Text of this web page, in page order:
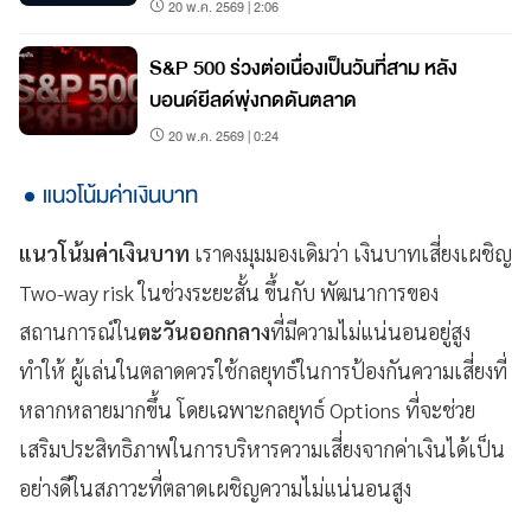
20 พ.ค. 2569 | 2:06
S&P 500 ร่วงต่อเนื่องเป็นวันที่สาม หลัง
บอนด์ยีลด์พุ่งกดดันตลาด
20 พ.ค. 2569 | 0:24
แนวโน้มค่าเงินบาท
แนวโน้มค่าเงินบาท เราคงมุมมองเดิมว่า เงินบาทเสี่ยงเผชิญ
Two-way risk ในช่วงระยะสั้น ขึ้นกับ พัฒนาการของ
สถานการณ์ในตะวันออกกลางที่มีความไม่แน่นอนอยู่สูง
ทำให้ ผู้เล่นในตลาดควรใช้กลยุทธ์ในการป้องกันความเสี่ยงที่
หลากหลายมากขึ้น โดยเฉพาะกลยุทธ์ Options ที่จะช่วย
เสริมประสิทธิภาพในการบริหารความเสี่ยงจากค่าเงินได้เป็น
อย่างดีในสภาวะที่ตลาดเผชิญความไม่แน่นอนสูง